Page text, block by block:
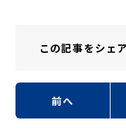
この記事をシェア
前へ